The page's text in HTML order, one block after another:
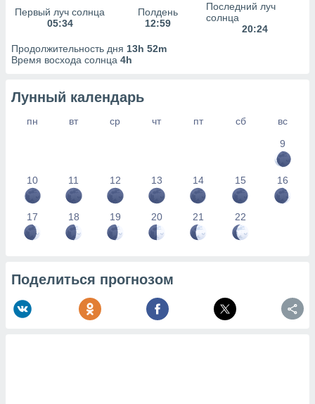
Первый луч солнца
05:34
Полдень
12:59
Последний луч
солнца
20:24
Продолжительность дня 13h 52m
Время восхода солнца 4h
Лунный календарь
пн вт ср чт пт сб
вс
9
10 11 12 13 14 15 16
17 18 19 20 21 22
Поделиться прогнозом